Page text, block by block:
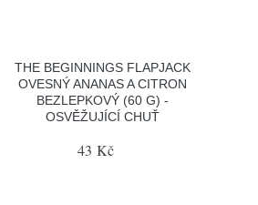
THE BEGINNINGS FLAPJACK
OVESNÝ ANANAS A CITRON
BEZLEPKOVÝ (60 G) -
OSVĚŽUJÍCÍ CHUŤ
43 Kč